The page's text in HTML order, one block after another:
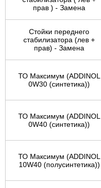
прав ) - Замена
Стойки переднего
стабилизатора (лев +
прав) - Замена
ТО Максимум (ADDINOL
0W30 (синтетика))
ТО Максимум (ADDINOL
0W40 (синтетика))
ТО Максимум (ADDINOL
10W40 (полусинтетика))